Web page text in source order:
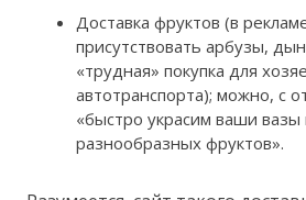
Доставка фруктов (в
присутствовать арбузы,
«трудная» покупка для
автотранспорта); можно, с
«быстро украсим ваши
разнообразных фруктов».